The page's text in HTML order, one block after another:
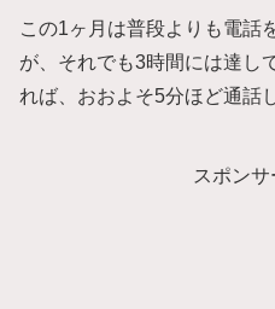
この1ヶ月は普段よりも電話
が、それでも3時間には達し
れば、おおよそ5分ほど通話
スポンサ